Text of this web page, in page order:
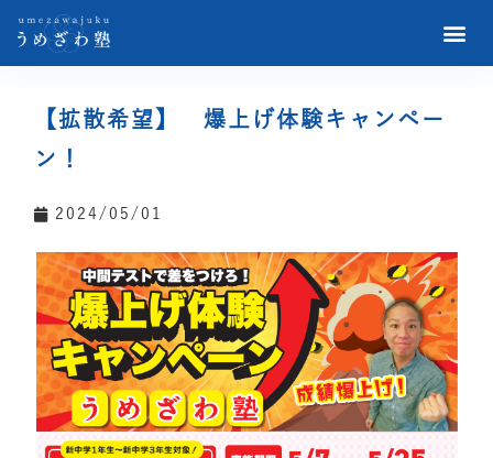
【拡散希望】 爆上げ体験キャンペー
ン！
2024/05/01